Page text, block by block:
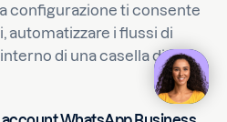
configurazione ti consente
automatizzare i flussi di
di una casella di